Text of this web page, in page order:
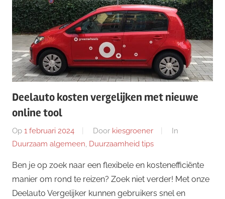
Deelauto kosten vergelijken met nieuwe
online tool
Op 1 februari 2024 Door kiesgroener
In
Duurzaam algemeen, Duurzaamheid tips
Ben je op zoek naar een flexibele en kostenefficiënte
manier om rond te reizen? Zoek niet verder! Met onze
Deelauto Vergelijker kunnen gebruikers snel en